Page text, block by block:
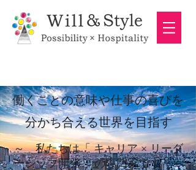
働くことの意味や仕事の喜びを
分かち合える世界を目指す
～ 私たちは「 キャリア × リーダ
ーシップ開発 」の専門家です ～